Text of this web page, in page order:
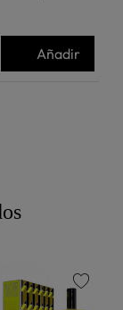
Añadir
favorite